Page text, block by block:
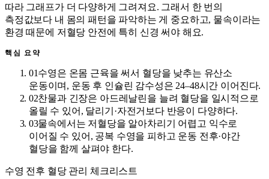
따라 그래프가 더 다양하게 그려져요. 그래서 한 번의
측정값보다 내 몸의 패턴을 파악하는 게 중요하고, 물속이라는
환경 때문에 저혈당 안전에 특히 신경 써야 해요.
핵심 요약
01수영은 온몸 근육을 써서 혈당을 낮추는 유산소
운동이며, 운동 후 인슐린 감수성은 24–48시간 이어진다.
02찬물과 긴장은 아드레날린을 늘려 혈당을 일시적으로
올릴 수 있어, 달리기·자전거보다 반응이 다양하다.
03물속에서는 저혈당을 알아차리기 어렵고 익수로
이어질 수 있어, 공복 수영을 피하고 운동 전후·야간
혈당을 함께 살펴야 한다.
수영 전후 혈당 관리 체크리스트